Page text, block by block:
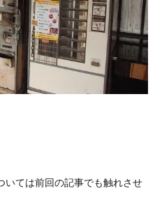
いては前回の記事でも触れさせ